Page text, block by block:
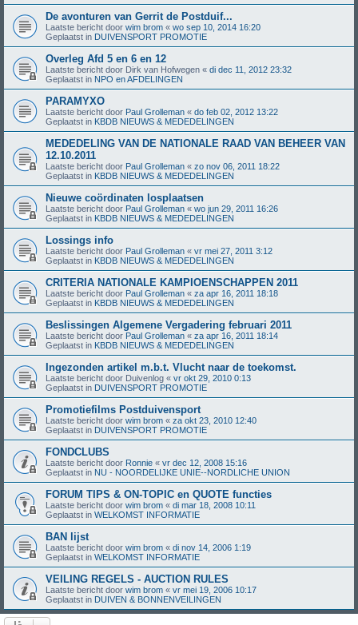
De avonturen van Gerrit de Postduif...
Laatste bericht door wim brom « wo sep 10, 2014 16:20
Geplaatst in DUIVENSPORT PROMOTIE
Overleg Afd 5 en 6 en 12
Laatste bericht door Dirk van Hofwegen « di dec 11, 2012 23:32
Geplaatst in NPO en AFDELINGEN
PARAMYXO
Laatste bericht door Paul Grolleman « do feb 02, 2012 13:22
Geplaatst in KBDB NIEUWS & MEDEDELINGEN
MEDEDELING VAN DE NATIONALE RAAD VAN BEHEER VAN
12.10.2011
Laatste bericht door Paul Grolleman « zo nov 06, 2011 18:22
Geplaatst in KBDB NIEUWS & MEDEDELINGEN
Nieuwe coördinaten losplaatsen
Laatste bericht door Paul Grolleman « wo jun 29, 2011 16:26
Geplaatst in KBDB NIEUWS & MEDEDELINGEN
Lossings info
Laatste bericht door Paul Grolleman « vr mei 27, 2011 3:12
Geplaatst in KBDB NIEUWS & MEDEDELINGEN
CRITERIA NATIONALE KAMPIOENSCHAPPEN 2011
Laatste bericht door Paul Grolleman « za apr 16, 2011 18:18
Geplaatst in KBDB NIEUWS & MEDEDELINGEN
Beslissingen Algemene Vergadering februari 2011
Laatste bericht door Paul Grolleman « za apr 16, 2011 18:14
Geplaatst in KBDB NIEUWS & MEDEDELINGEN
Ingezonden artikel m.b.t. Vlucht naar de toekomst.
Laatste bericht door Duivenlog « vr okt 29, 2010 0:13
Geplaatst in DUIVENSPORT PROMOTIE
Promotiefilms Postduivensport
Laatste bericht door wim brom « za okt 23, 2010 12:40
Geplaatst in DUIVENSPORT PROMOTIE
FONDCLUBS
Laatste bericht door Ronnie « vr dec 12, 2008 15:16
Geplaatst in NU - NOORDELIJKE UNIE--NORDLICHE UNION
FORUM TIPS & ON-TOPIC en QUOTE functies
Laatste bericht door wim brom « di mar 18, 2008 10:11
Geplaatst in WELKOMST INFORMATIE
BAN lijst
Laatste bericht door wim brom « di nov 14, 2006 1:19
Geplaatst in WELKOMST INFORMATIE
VEILING REGELS - AUCTION RULES
Laatste bericht door wim brom « vr mei 19, 2006 10:17
Geplaatst in DUIVEN & BONNENVEILINGEN